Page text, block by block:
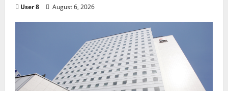
User 8 August 6, 2026